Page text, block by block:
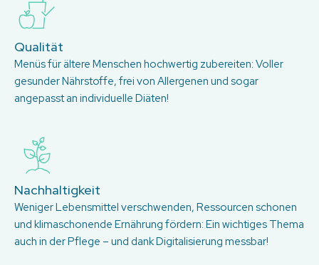
Qualität
Menüs für ältere Menschen hochwertig zubereiten: Voller
gesunder Nährstoffe, frei von Allergenen und sogar
angepasst an individuelle Diäten!
Nachhaltigkeit
Weniger Lebensmittel verschwenden, Ressourcen schonen
und klimaschonende Ernährung fördern: Ein wichtiges Thema
auch in der Pflege – und dank Digitalisierung messbar!